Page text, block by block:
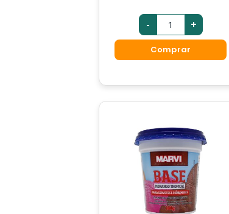
- +
Comprar